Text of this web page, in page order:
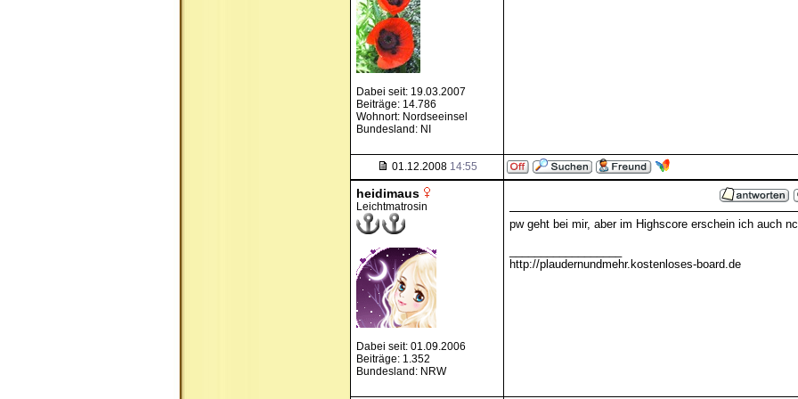
Dabei seit: 19.03.2007
Beiträge: 14.786
Wohnort: Nordseeinsel
Bundesland: NI
01.12.2008 14:55
heidimaus
Leichtmatrosin
Dabei seit: 01.09.2006
Beiträge: 1.352
Bundesland: NRW
pw geht bei mir, aber im Highscore erschein ich auch
http://plaudernundmehr.kostenloses-board.de